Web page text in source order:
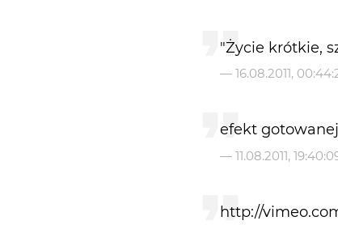
"Życie krótkie,
— 16.08.2011,
efekt
— 11.08.2011,
http://